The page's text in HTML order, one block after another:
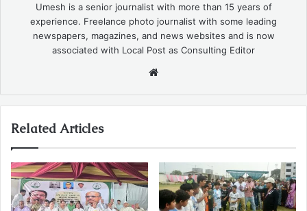
Umesh is a senior journalist with more than 15 years of
experience. Freelance photo journalist with some leading
newspapers, magazines, and news websites and is now
associated with Local Post as Consulting Editor
Related Articles